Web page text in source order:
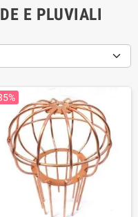
E PLUVIALI